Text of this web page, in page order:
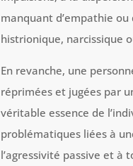
manquant d’empathie
histrionique, narcissique
En revanche, une
réprimées et jugées par
véritable essence de
problématiques liées à
l’agressivité passive et à